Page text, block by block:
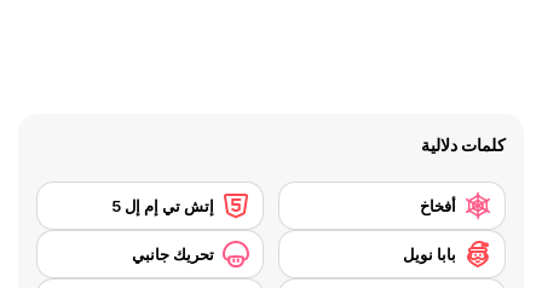
كلمات دلالية
أفخاخ إتش تي إم إل 5
بابا نويل تحريك جانبي